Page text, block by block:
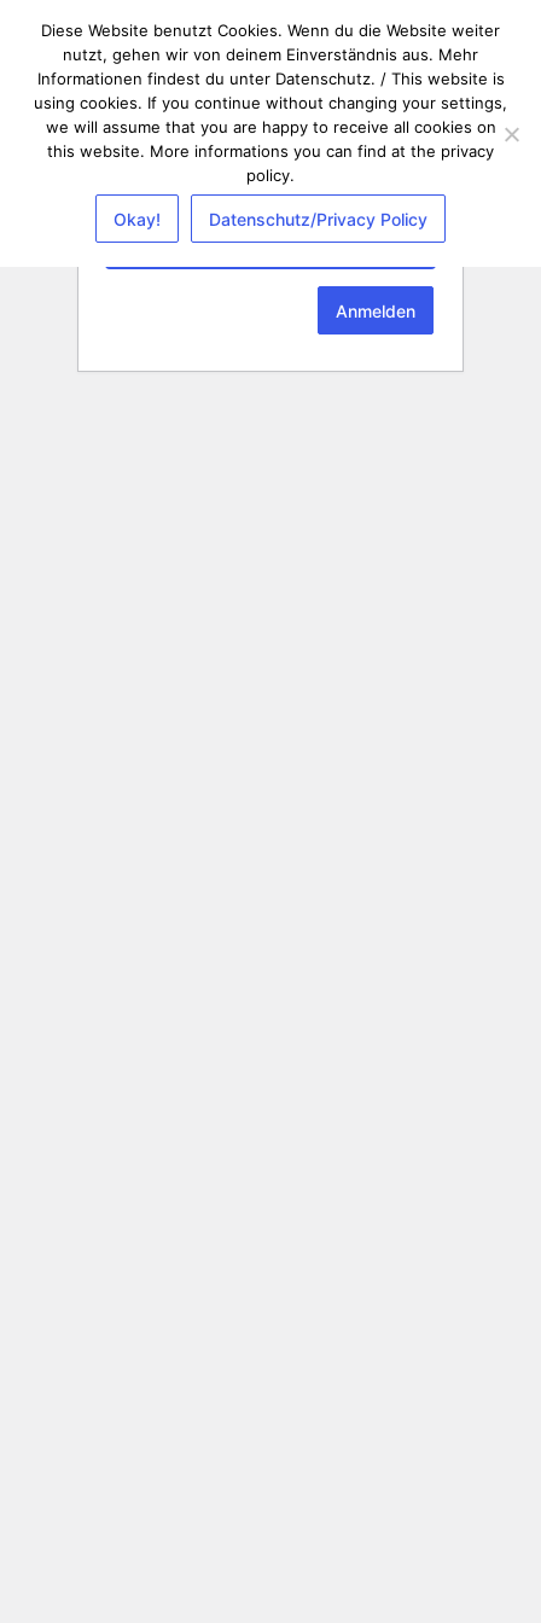
Passwort
Diese Website benutzt Cookies. Wenn du die Website weiter
nutzt, gehen wir von deinem Einverständnis aus. Mehr
Informationen findest du unter Datenschutz. / This website is
using cookies. If you continue without changing your settings,
we will assume that you are happy to receive all cookies on
this website. More informations you can find at the privacy
policy.
Okay! Datenschutz/Privacy Policy